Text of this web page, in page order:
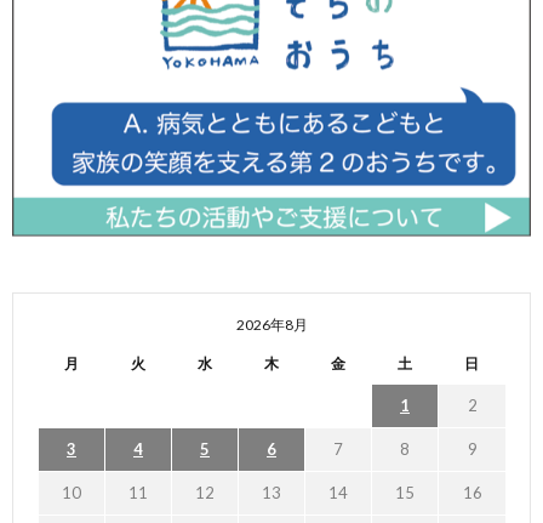
2026年8月
月 火 水 木 金 土 日
1 2
3 4 5 6 7 8 9
10 11 12 13 14 15 16